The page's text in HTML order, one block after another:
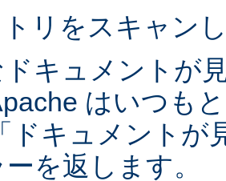
リをスキャン
ドキュメントが
はいつも
ドキュメントが
を返します。